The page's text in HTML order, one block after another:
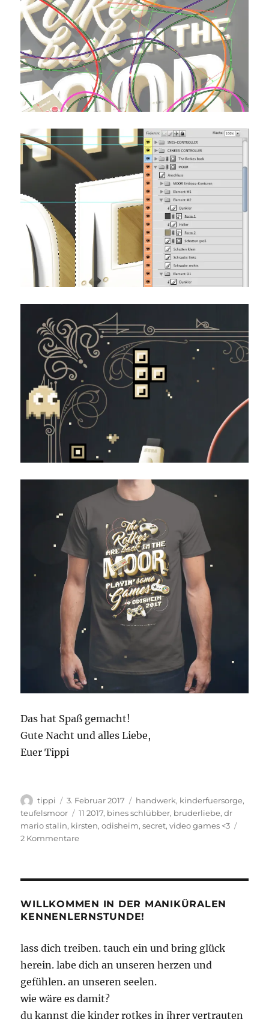
Das hat Spaß gemacht!
Gute Nacht und alles Liebe,
Euer Tippi
Autor
tippi
Veröffentlicht
am
3. Februar 2017 Kategorien
handwerk, kinderfuersorge,
teufelsmoor
Schlagwörter
11 2017, bines schlübber, bruderliebe,dr
mario stalin, kirsten,odisheim,secret,video games <3
2 Kommentarezu
WILLKOMMEN IN DER MANIKÜRALEN
KENNENLERNSTUNDE!
lass dich treiben. tauch ein und bring glück
herein. labe dich an unseren herzen und
gefühlen. an unseren seelen.
wie wäre es damit?
du kannst die kinder rotkes in ihrer vertrauten